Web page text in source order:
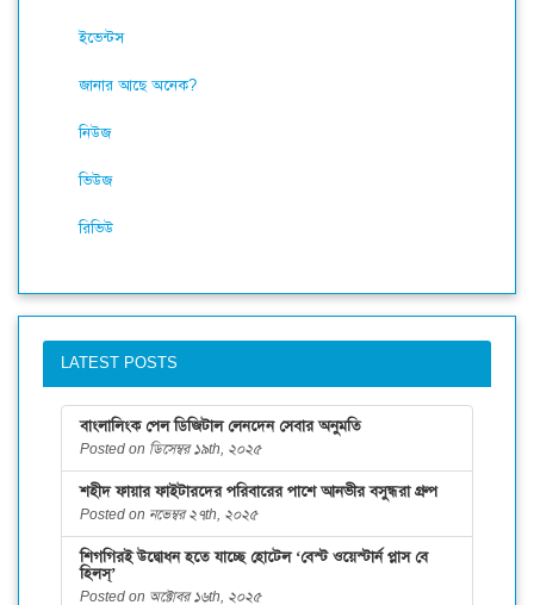
ইভেন্টস
জানার আছে অনেক?
নিউজ
ভিউজ
রিভিউ
LATEST POSTS
বাংলালিংক পেল ডিজিটাল লেনদেন সেবার অনুমতি
Posted on ডিসেম্বর ১৯th, ২০২৫
শহীদ ফায়ার ফাইটারদের পরিবারের পাশে আনভীর বসুন্ধরা গ্রুপ
Posted on নভেম্বর ২৭th, ২০২৫
শিগগিরই উদ্বোধন হতে যাচ্ছে হোটেল ‘বেস্ট ওয়েস্টার্ন প্লাস বে
হিলস্’
Posted on অক্টোবর ১৬th, ২০২৫